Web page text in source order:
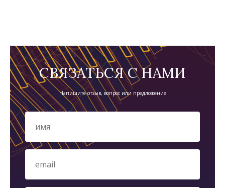
СВЯЗАТЬСЯ С НАМИ
Напишите отзыв, вопрос или предложение